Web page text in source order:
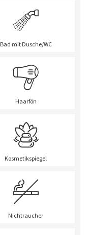
Bad mit Dusche/WC
Haarfön
Kosmetikspiegel
Nichtraucher